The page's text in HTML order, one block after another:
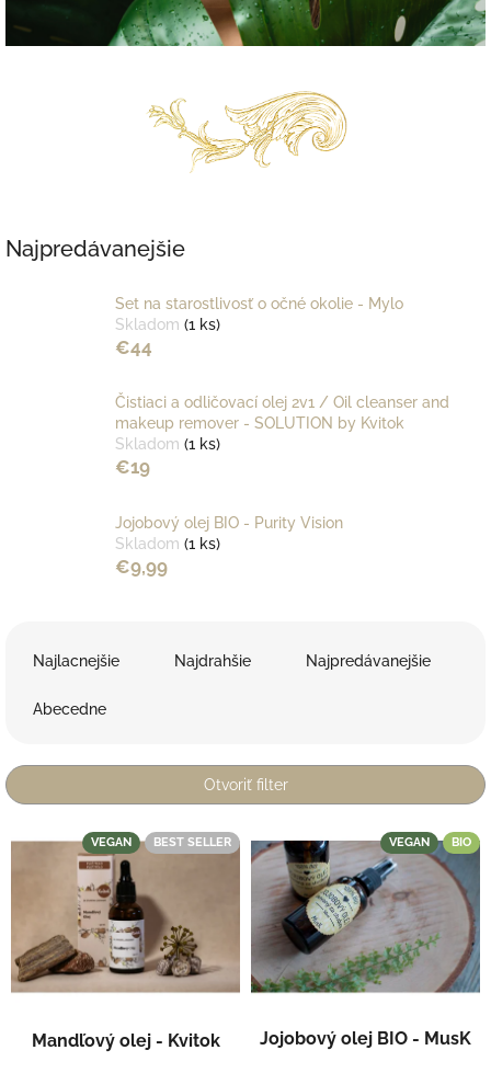
Najpredávanejšie
Set na starostlivosť o očné okolie - Mylo
Skladom (1 ks)
€44
Čistiaci a odličovací olej 2v1 / Oil cleanser and
makeup remover - SOLUTION by Kvitok
Skladom (1 ks)
€19
Jojobový olej BIO - Purity Vision
Skladom (1 ks)
€9,99
e
p
o
o
v
Najlacnejšie Najdrahšie Najpredávanejšie
Abecedne
Otvoriť filter
V
p
r
VEGAN BEST SELLER
hodnotenie
Mandľový olej - Kvitok
VEGAN BIO
Jojobový olej BIO - MusK